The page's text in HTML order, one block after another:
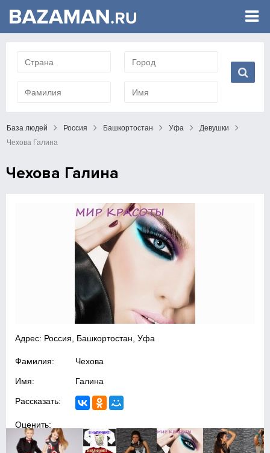
База людей Россия Башкортостан Уфа
Девушки
Чехова Галина
Чехова Галина
Адрес: Россия, Башкортостан, Уфа
Фамилия: Чехова
Имя: Галина
Рассказать:
Оценить: